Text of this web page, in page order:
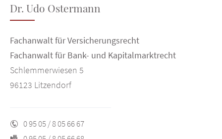
Dr. Udo Ostermann
Fachanwalt für Versicherungsrecht
Fachanwalt für Bank- und Kapitalmarktrecht
Schlemmerwiesen 5
96123 Litzendorf
0 95 05 / 8 05 66 67